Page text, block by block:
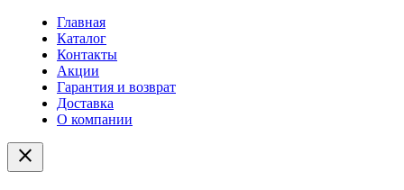
Главная
Каталог
Контакты
Акции
Гарантия и возврат
Доставка
О компании
close